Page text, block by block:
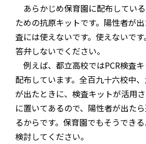
あらかじめ保育園に配布してい
ための抗原キットです。陽性者が
査には使えないです。使えないで
答弁しないでください。
例えば、都立高校ではPCR検査
配布しています。全百九十六校中
が出たときに、検査キットが活用
に置いてあるので、陽性者が出た
るからです。保育園でもそうでき
検討してください。